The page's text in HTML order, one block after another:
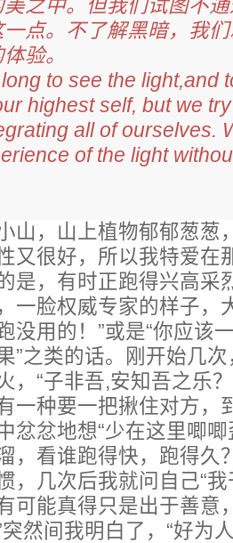
之中。但我们试图不
点。不了解黑暗，我
验。
to see the light,and
highest self, but we
all of ourselves.
of the light
山，山上植物郁郁葱葱
又很好，所以我特爱在
是，有时正跑得兴高采
一脸权威专家的样子，
没用的！”或是“你应该
”之类的话。刚开始几
，“子非吾,安知吾之乐
一种要一把揪住对方，
忿忿地想“少在这里唧
，看谁跑得快，跑得久
，几次后我就问自己“
可能真得只是出于善意
然间我明白了，“好为